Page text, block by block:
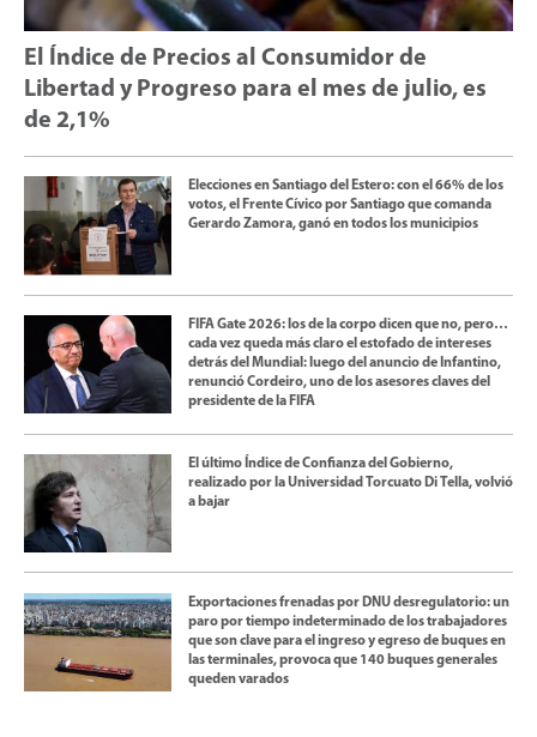
El Índice de Precios al Consumidor de
Libertad y Progreso para el mes de julio, es
de 2,1%
Elecciones en Santiago del Estero: con el 66% de los
votos, el Frente Cívico por Santiago que comanda
Gerardo Zamora, ganó en todos los municipios
FIFA Gate 2026: los de la corpo dicen que no, pero…
cada vez queda más claro el estofado de intereses
detrás del Mundial: luego del anuncio de Infantino,
renunció Cordeiro, uno de los asesores claves del
presidente de la FIFA
El último Índice de Confianza del Gobierno,
realizado por la Universidad Torcuato Di Tella, volvió
a bajar
Exportaciones frenadas por DNU desregulatorio: un
paro por tiempo indeterminado de los trabajadores
que son clave para el ingreso y egreso de buques en
las terminales, provoca que 140 buques generales
queden varados